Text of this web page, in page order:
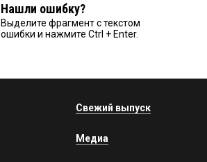
Нашли ошибку?
Выделите фрагмент с текстом
ошибки и нажмите Ctrl + Enter.
Свежий выпуск
Медиа